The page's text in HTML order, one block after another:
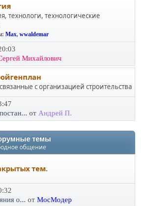
технологи, технологические
Max, wwaldemar
Михайлович
с организацией строительства
от Андрей П.
темы
общение
тем.
о... от МосМодер